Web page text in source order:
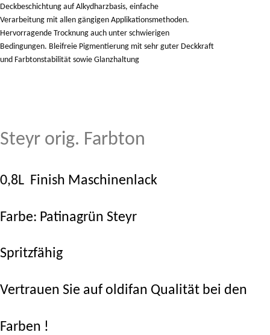
Deckbeschichtung auf Alkydharzbasis, einfache
Verarbeitung mit allen gängigen Applikationsmethoden.
Hervorragende Trocknung auch unter schwierigen
Bedingungen. Bleifreie Pigmentierung mit sehr guter Deckkraft
und Farbtonstabilität sowie Glanzhaltung
Steyr orig. Farbton
0,8L Finish Maschinenlack
Farbe: Patinagrün Steyr
Spritzfähig
Vertrauen Sie auf oldifan Qualität bei den
Farben !